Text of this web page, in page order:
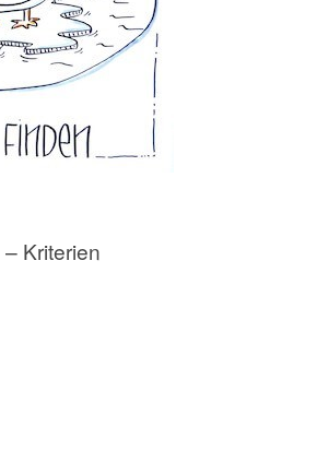
Kriterien